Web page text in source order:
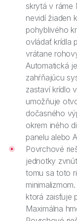
skrytá v
nevidí žiaden
pohyblivého
ovládať krídla
vrátane
Automatická
zahŕňajúcu
zastaví krídlo
umožňuje
dočasného
okrem iného
panelu alebo
Povrchové
jednotky
tomu sa toto
ktorá zaisťuje
Maximálna